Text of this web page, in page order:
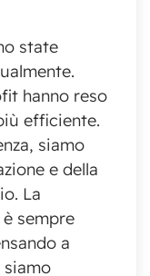
state
hanno reso
efficiente.
siamo
e della
La
sempre
a